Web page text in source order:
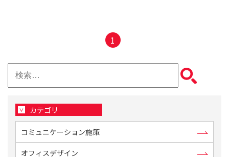
1
索:
カテゴリ
コミュニケーション施策
オフィスデザイン